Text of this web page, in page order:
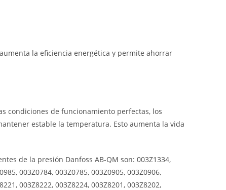
la eficiencia energética y permite ahorrar
condiciones de funcionamiento perfectas, los
estable la temperatura. Esto aumenta la vida
de la presión Danfoss AB-QM son: 003Z1334,
003Z0784, 003Z0785, 003Z0905, 003Z0906,
003Z8222, 003Z8224, 003Z8201, 003Z8202,